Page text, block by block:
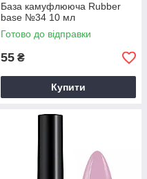
База камуфлююча Rubber
base №34 10 мл
Готово до відправки
55 ₴
Купити